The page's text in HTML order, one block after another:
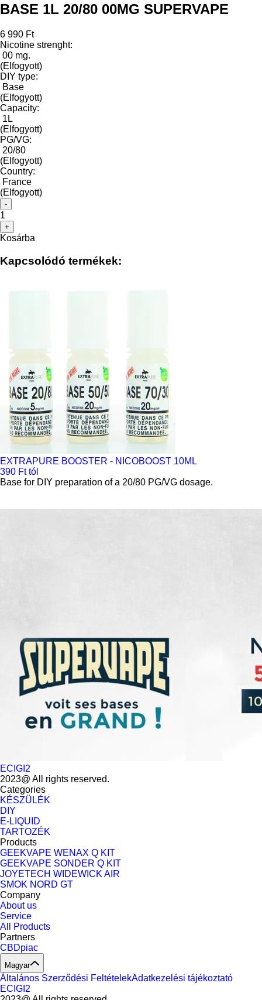
BASE 1L 20/80 00MG SUPERVAPE
6 990 Ft
Nicotine strenght:
00 mg.
(Elfogyott)
DIY type:
Base
(Elfogyott)
Capacity:
1L
(Elfogyott)
PG/VG:
20/80
(Elfogyott)
Country:
France
(Elfogyott)
-
1
+
Kosárba
Kapcsolódó termékek:
EXTRAPURE BOOSTER - NICOBOOST 10ML
390 Ft tól
Base for DIY preparation of a 20/80 PG/VG dosage.
ECIGI2
2023@ All rights reserved.
Categories
KÉSZÜLÉK
DIY
E-LIQUID
TARTOZÉK
Products
GEEKVAPE WENAX Q KIT
GEEKVAPE SONDER Q KIT
JOYETECH WIDEWICK AIR
SMOK NORD GT
Company
About us
Service
All Products
Partners
CBDpiac
Magyar
Általános Szerződési FeltételekAdatkezelési tájékoztató
ECIGI2